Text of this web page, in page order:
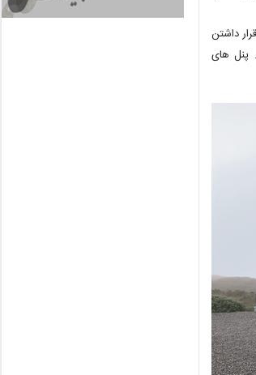
احساس شبیه به قرار داشتن
پنل های